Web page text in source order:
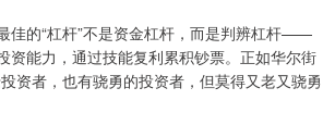
佳的“杠杆”不是资金杠杆，而是判辨杠杆——
资能力，通过技能复利累积钞票。正如华尔街
资者，也有骁勇的投资者，但莫得又老又骁勇